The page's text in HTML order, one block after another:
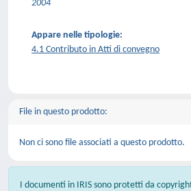
2004
Appare nelle tipologie:
4.1 Contributo in Atti di convegno
File in questo prodotto:
Non ci sono file associati a questo prodotto.
I documenti in IRIS sono protetti da